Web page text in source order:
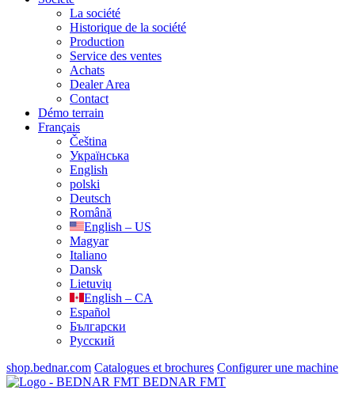
La société
Historique de la société
Production
Service des ventes
Achats
Dealer Area
Contact
Démo terrain
Français
Čeština
Українська
English
polski
Deutsch
Română
English – US
Magyar
Italiano
Dansk
Lietuvių
English – CA
Español
Български
Русский
shop.bednar.com Catalogues et brochures Configurer une machine
BEDNAR FMT